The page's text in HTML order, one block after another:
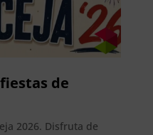
de
2026. Disfruta de